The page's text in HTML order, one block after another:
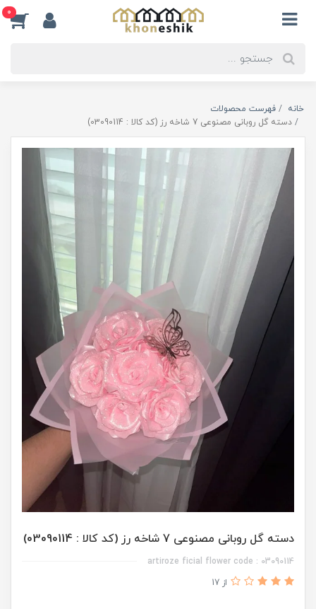
0
خانه
فهرست محصولات
دسته گل روبانی مصنوعی 7 شاخه رز (کد کالا : 03090114)
دسته گل روبانی مصنوعی 7 شاخه رز (کد کالا : 03090114)
artiroze ficial flower code : 03090114
از 17